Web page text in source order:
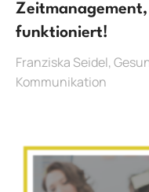
funktioniert!
Franziska Seidel,
Kommunikation